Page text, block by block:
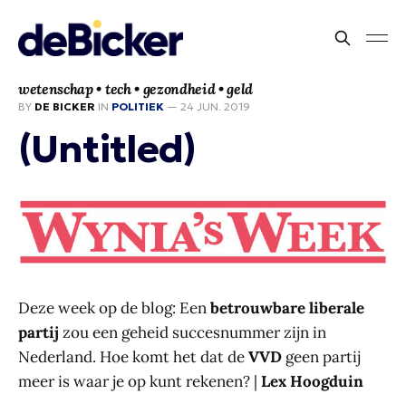
wetenschap • tech • gezondheid • geld
BY DE BICKER IN POLITIEK — 24 JUN. 2019
(Untitled)
Deze week op de blog: Eenbetrouwbare liberale
partij zou een geheid succesnummer zijn in
Nederland. Hoe komt het dat deVVD geen partij
meer is waar je op kunt rekenen? | Lex Hoogduin